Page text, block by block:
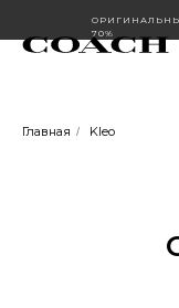
70%
Главная / Kleo